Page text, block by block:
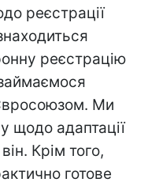
реєстрації
реєстрацію
Ми
щодо адаптації
Крім того,
готове